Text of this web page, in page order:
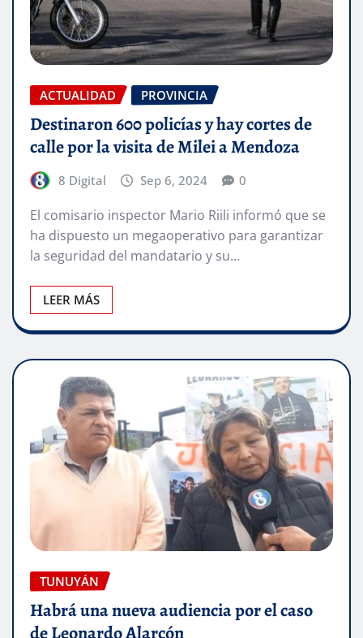
ACTUALIDAD PROVINCIA
Destinaron 600 policías y hay cortes de
calle por la visita de Milei a Mendoza
8 Digital Sep 6, 2024 0
El comisario inspector Mario Riili informó que se
ha dispuesto un megaoperativo para garantizar
la seguridad del mandatario y su…
LEER MÁS
TUNUYÁN
Habrá una nueva audiencia por el caso